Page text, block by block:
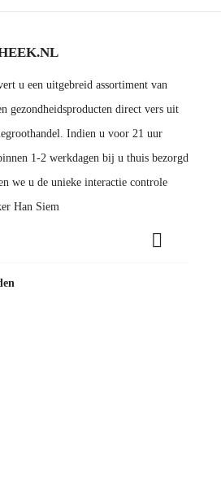
u een uitgebreid assortiment van
gezondheidsproducten direct vers uit
Indien u voor 21 uur
1-2 werkdagen bij u thuis bezorgd
we u de unieke interactie controle
Han Siem
